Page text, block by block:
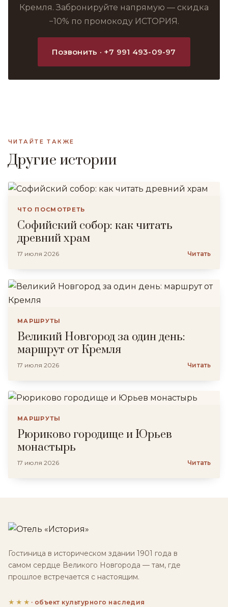
Кремля. Забронируйте напрямую — скидка
−10% по промокоду ИСТОРИЯ.
Позвонить · +7 991 493-09-97
ЧИТАЙТЕ ТАКЖЕ
Другие истории
ЧТО ПОСМОТРЕТЬ
Софийский собор: как читать
древний храм
17 июля 2026 Читать
МАРШРУТЫ
Великий Новгород за один день:
маршрут от Кремля
17 июля 2026 Читать
МАРШРУТЫ
Рюриково городище и Юрьев
монастырь
17 июля 2026 Читать
Гостиница в историческом здании 1901 года в
самом сердце Великого Новгорода — там, где
прошлое встречается с настоящим.
★★★ · объект культурного наследия